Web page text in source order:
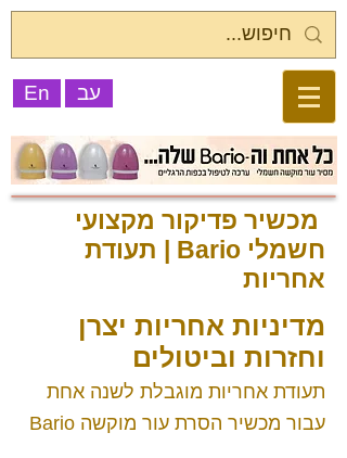
En עב
מכשיר פדיקור מקצועי
חשמלי Bario | תעודת
אחריות
מדיניות אחריות יצרן
וחזרות וביטולים
תעודת אחריות מוגבלת לשנה אחת
עבור מכשיר הסרת עור מוקשה Bario